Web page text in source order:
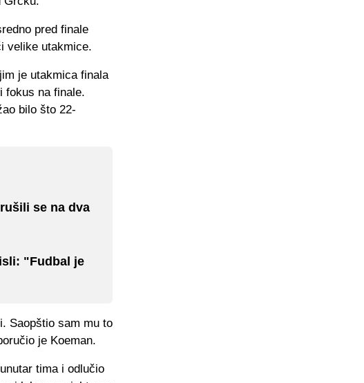
pred finale
velike utakmice.
je utakmica finala
fokus na finale.
bilo što 22-
se na dva
"Fudbal je
Saopštio sam mu to
je Koeman.
tima i odlučio